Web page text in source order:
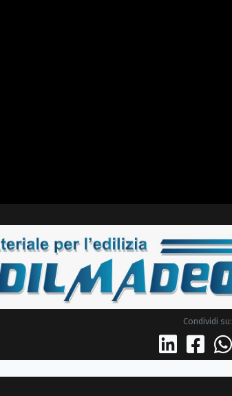
Condividi su: